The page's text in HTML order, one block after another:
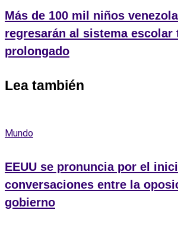
Más de 100 mil niños
regresarán al sistema escolar
prolongado
Lea también
Mundo
EEUU se pronuncia por el
conversaciones entre la
gobierno